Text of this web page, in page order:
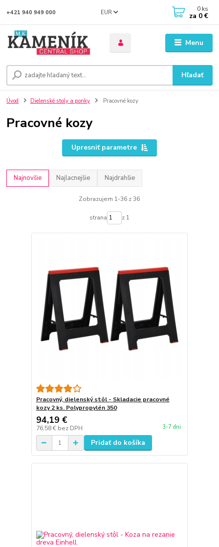
Menu
EUR
Hľadať
+421 940 949 000 0 ks
za 0 €
Úvod Dielenské stoly a ponky Pracovné kozy
Pracovné kozy
Upresniť parametre
Najnovšie Najlacnejšie Najdrahšie
Zobrazujem 1-36 z 36
strana z 1
Pracovný, dielenský stôl - Skladacie pracovné
kozy 2 ks. Polypropylén 350
94,19 €
76,58 € bez DPH 3-7 dni
Pridať do košíka